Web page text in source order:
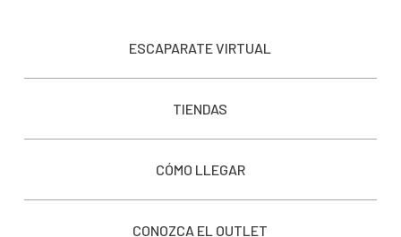
ESCAPARATE VIRTUAL
TIENDAS
CÓMO LLEGAR
CONOZCA EL OUTLET